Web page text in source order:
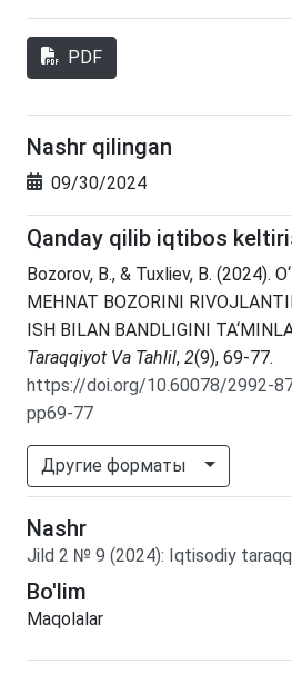
PDF
Nashr qilingan
09/30/2024
Qanday qilib iqtibos
Bozorov, B., & Tuxliev, B. (2024).
MEHNAT BOZORINI
ISH BILAN BANDLIGINI
Taraqqiyot Va Tahlil, 2(9), 69-77.
https://doi.org/10.60078/2992-
pp69-77
Другие форматы
Nashr
Jild 2 № 9 (2024): Iqtisodiy
Bo'lim
Maqolalar